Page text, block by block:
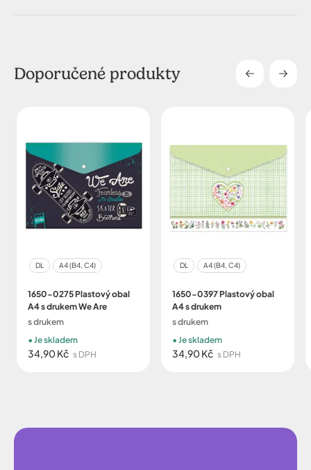
Doporučené produkty
DL A4 (B4, C4)
1650-0275 Plastový obal
A4 s drukem We Are
s drukem
34,90 Kč s DPH
Je skladem
DL A4 (B4, C4)
1650-0397 Plastový obal
A4 s drukem
s drukem
34,90 Kč s DPH
Je skladem